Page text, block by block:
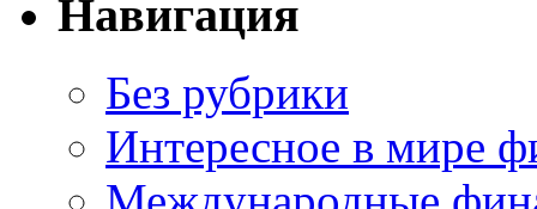
Навигация
Без рубрики
Интересное в мире